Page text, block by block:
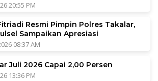
20:55 PM
Resmi Pimpin Polres Takalar,
Sampaikan Apresiasi
08:37 AM
Juli 2026 Capai 2,00 Persen
13:36 PM